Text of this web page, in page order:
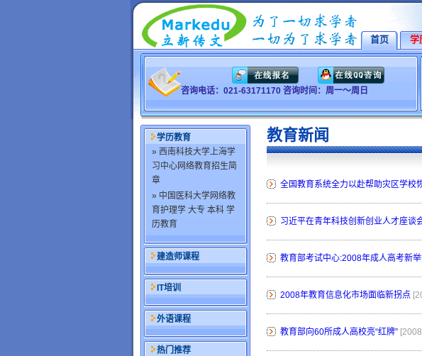
首页 学
咨询电话：021-63171170 咨询时间：周一～周日
学历教育
» 西南科技大学上海学
习中心网络教育招生简
章
» 中国医科大学网络教
育护理学 大专 本科 学
历教育
建造师课程
IT培训
外语课程
热门推荐
教育新闻
全国教育系统全力以赴帮助灾区学校
习近平在青年科技创新创业人才座谈
教育部考试中心:2008年成人高考新
2008年教育信息化市场面临新拐点
教育部向60所成人高校亮“红牌”